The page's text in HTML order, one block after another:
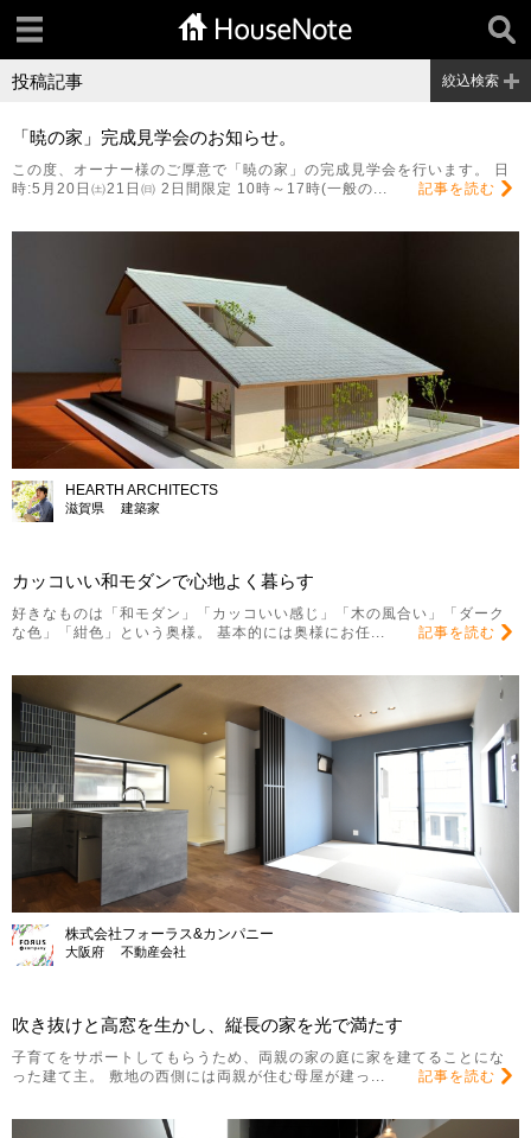
投稿記事 絞込検索
「暁の家」完成見学会のお知らせ。
この度、オーナー様のご厚意で「暁の家」の完成見学会を行います。 日
時:5月20日㈯21日㈰ 2日間限定 10時～17時(一般の...
記事を読む
HEARTH ARCHITECTS
滋賀県 建築家
カッコいい和モダンで心地よく暮らす
好きなものは「和モダン」「カッコいい感じ」「木の風合い」「ダーク
な色」「紺色」という奥様。 基本的には奥様にお任...
記事を読む
株式会社フォーラス&カンパニー
大阪府 不動産会社
吹き抜けと高窓を生かし、縦長の家を光で満たす
子育てをサポートしてもらうため、両親の家の庭に家を建てることにな
った建て主。 敷地の西側には両親が住む母屋が建っ...
記事を読む